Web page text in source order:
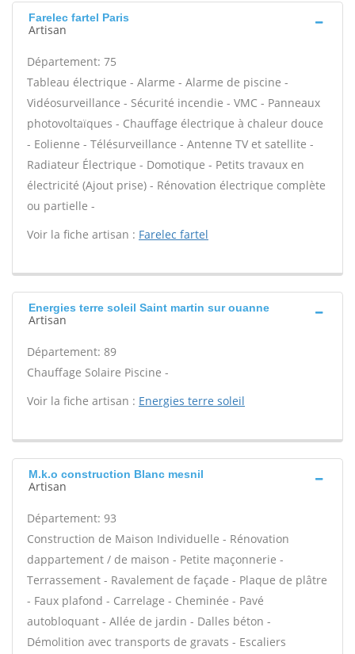
Farelec fartel Paris
Artisan
Département: 75
Tableau électrique - Alarme - Alarme de piscine -
Vidéosurveillance - Sécurité incendie - VMC - Panneaux
photovoltaïques - Chauffage électrique à chaleur douce
- Eolienne - Télésurveillance - Antenne TV et satellite -
Radiateur Électrique - Domotique - Petits travaux en
électricité (Ajout prise) - Rénovation électrique complète
ou partielle -
Voir la fiche artisan : Farelec fartel
Energies terre soleil Saint martin sur ouanne
Artisan
Département: 89
Chauffage Solaire Piscine -
Voir la fiche artisan : Energies terre soleil
M.k.o construction Blanc mesnil
Artisan
Département: 93
Construction de Maison Individuelle - Rénovation
dappartement / de maison - Petite maçonnerie -
Terrassement - Ravalement de façade - Plaque de plâtre
- Faux plafond - Carrelage - Cheminée - Pavé
autobloquant - Allée de jardin - Dalles béton -
Démolition avec transports de gravats - Escaliers